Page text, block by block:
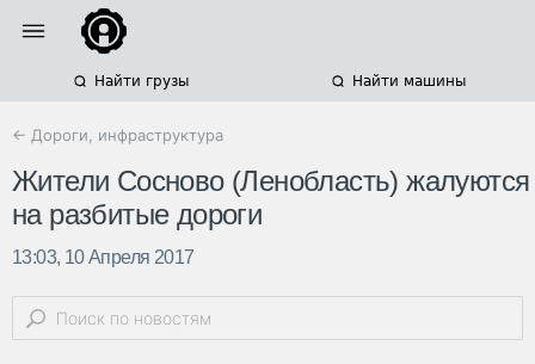
Найти грузы Найти машины
← Дороги, инфраструктура
Жители Сосново (Ленобласть) жалуются
на разбитые дороги
13:03, 10 Апреля 2017